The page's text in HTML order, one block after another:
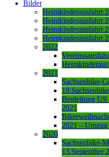
Bilder
Heimkinderausfahrt
Heimkinderausfahrt
Heimkinderausfahrt
Heimkinderausfahrt
2022
2021
Sachsenbike-
Begleitung US
2021
2021 – Umzug
2020
Sachsenbike-
13.September